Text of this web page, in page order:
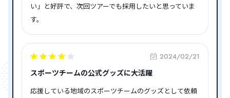
い」と好評で、次回ツアーでも採用したいと思っていま
す。
2024/02/21
スポーツチームの公式グッズに大活躍
応援している地域のスポーツチームのグッズとして依頼